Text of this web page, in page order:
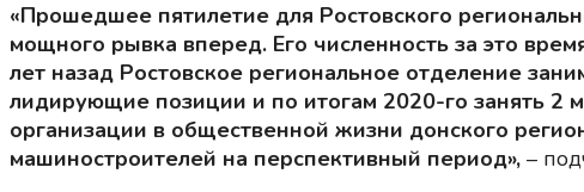
«Прошедшее пятилетие для Ростовского
мощного рывка вперед. Его численность за это
лет назад Ростовское региональное отделение
лидирующие позиции и по итогам 2020-го занять
организации в общественной жизни донского
машиностроителей на перспективный период», –